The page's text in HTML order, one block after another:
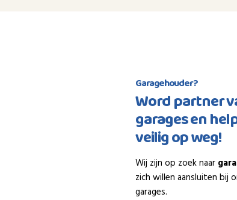
Garagehouder?
Word partner
garages en
veilig op weg!
Wij zijn op zoek naar
zich willen aansluiten bij
garages.